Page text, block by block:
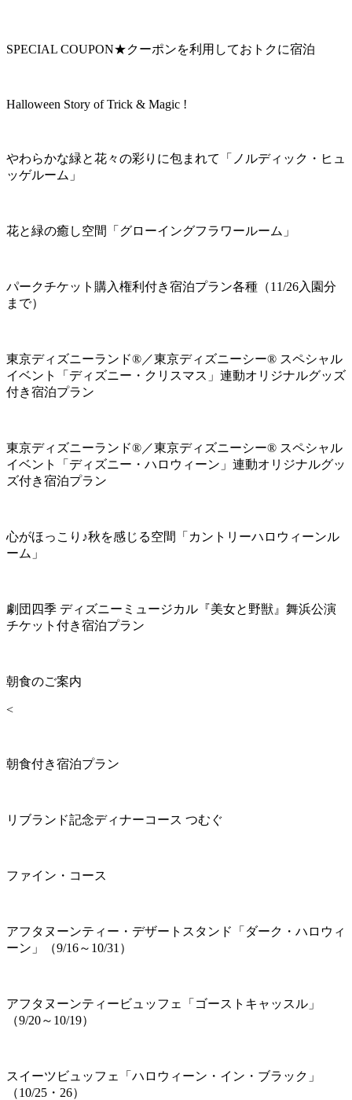
SPECIAL COUPON★クーポンを利用しておトクに宿泊
Halloween Story of Trick & Magic !
やわらかな緑と花々の彩りに包まれて「ノルディック・ヒュ
ッゲルーム」
花と緑の癒し空間「グローイングフラワールーム」
パークチケット購入権利付き宿泊プラン各種（11/26入園分
まで）
東京ディズニーランド®／東京ディズニーシー® スペシャル
イベント「ディズニー・クリスマス」連動オリジナルグッズ
付き宿泊プラン
東京ディズニーランド®／東京ディズニーシー® スペシャル
イベント「ディズニー・ハロウィーン」連動オリジナルグッ
ズ付き宿泊プラン
心がほっこり♪秋を感じる空間「カントリーハロウィーンル
ーム」
劇団四季 ディズニーミュージカル『美女と野獣』舞浜公演
チケット付き宿泊プラン
朝食のご案内
<
朝食付き宿泊プラン
リブランド記念ディナーコース つむぐ
ファイン・コース
アフタヌーンティー・デザートスタンド「ダーク・ハロウィ
ーン」（9/16～10/31）
アフタヌーンティービュッフェ「ゴーストキャッスル」
（9/20～10/19）
スイーツビュッフェ「ハロウィーン・イン・ブラック」
（10/25・26）